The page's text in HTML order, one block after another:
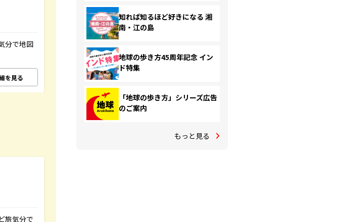
分で地図
を見る
旅気分で
知れば知るほど好きになる 湘
南・江の島
地球の歩き方45周年記念 イン
ド特集
「地球の歩き方」シリーズ広告
のご案内
もっと見る